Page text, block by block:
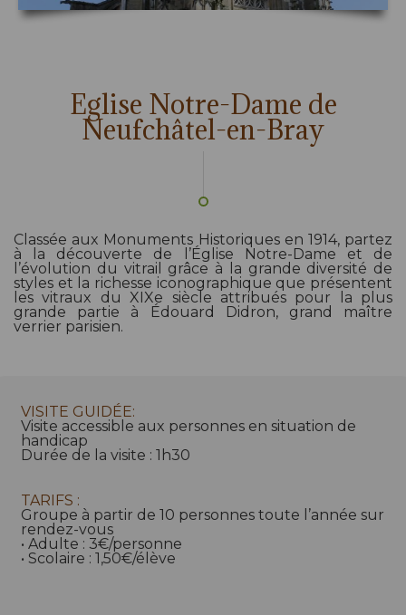
Eglise Notre-Dame de
Neufchâtel-en-Bray
Classée aux Monuments Historiques en 1914, partez
à la découverte de l’Église Notre-Dame et de
l’évolution du vitrail grâce à la grande diversité de
styles et la richesse iconographique que présentent
les vitraux du XIXe siècle attribués pour la plus
grande partie à Édouard Didron, grand maître
verrier parisien.
VISITE GUIDÉE:
Visite accessible aux personnes en situation de
handicap
Durée de la visite : 1h30
TARIFS :
Groupe à partir de 10 personnes toute l’année sur
rendez-vous
• Adulte : 3€/personne
• Scolaire : 1,50€/élève